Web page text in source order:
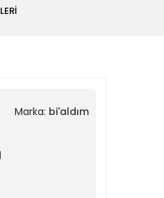
Marka: bi'aldım